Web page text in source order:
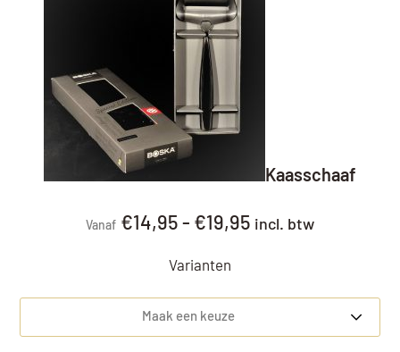
Kaasschaaf
Vanaf €14,95 - €19,95 incl. btw
Varianten
Maak een keuze